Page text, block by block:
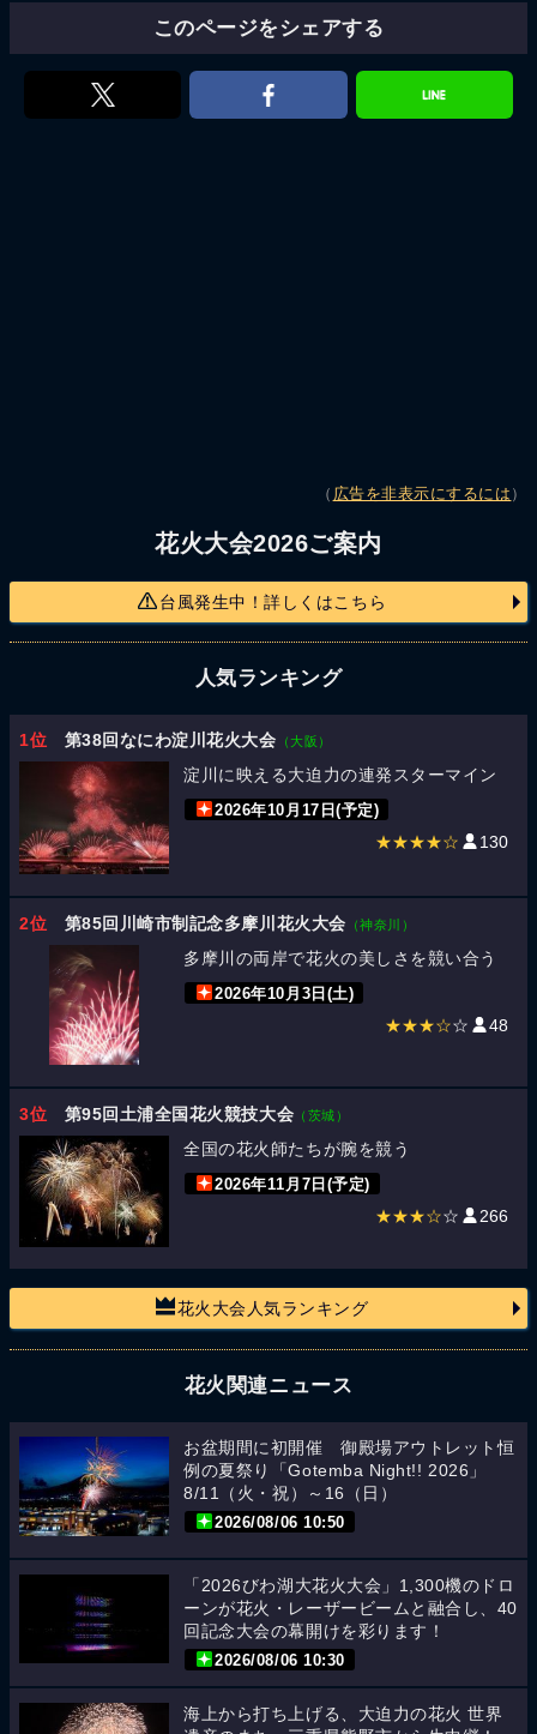
このページをシェアする
（ 広告を非表示にするには ）
花火大会2026ご案内
台風発生中！詳しくはこちら
人気ランキング
1位 第38回なにわ淀川花火大会 （大阪）
淀川に映える大迫力の連発スターマイン
2026年10月17日(予定)
★★★★☆ 130
2位 第85回川崎市制記念多摩川花火大会 （神奈川）
多摩川の両岸で花火の美しさを競い合う
2026年10月3日(土)
★★★☆☆ 48
3位 第95回土浦全国花火競技大会 （茨城）
全国の花火師たちが腕を競う
2026年11月7日(予定)
★★★☆☆ 266
花火大会人気ランキング
花火関連ニュース
お盆期間に初開催 御殿場アウトレット恒
例の夏祭り「Gotemba Night!! 2026」
8/11（火・祝）～16（日）
2026/08/06 10:50
「2026びわ湖大花火大会」1,300機のドロ
ーンが花火・レーザービームと融合し、40
回記念大会の幕開けを彩ります！
2026/08/06 10:30
海上から打ち上げる、大迫力の花火 世界